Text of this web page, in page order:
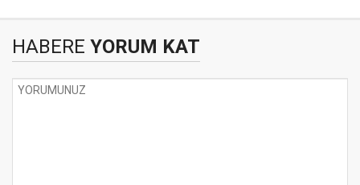
HABERE YORUM KAT